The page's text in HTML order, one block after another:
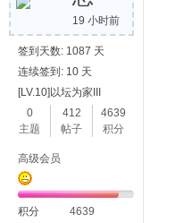
19 小时前
签到天数: 1087 天
连续签到: 10 天
[LV.10]以坛为家III
0
主题
412
帖子
4639
积分
高级会员
积分 4639